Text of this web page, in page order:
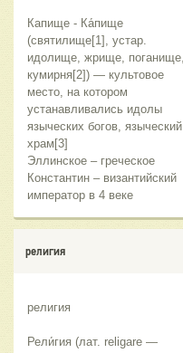
Капище - Ка́пище
(святилище[1], устар.
идолище, жрище, поганище,
кумирня[2]) — культовое
место, на котором
устанавливались идолы
языческих богов, языческий
храм[3]
Эллинское – греческое
Константин – византийский
император в 4 веке
религия
религия
Рели́гия (лат. religare —